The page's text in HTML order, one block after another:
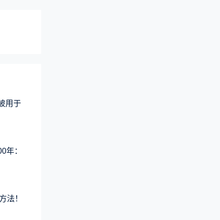
用于
年：
法！